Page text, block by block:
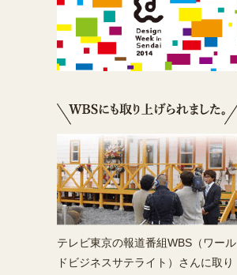
テレビ東京の報道番組WBS（ワール
ドビジネスサテライト）さんに取り